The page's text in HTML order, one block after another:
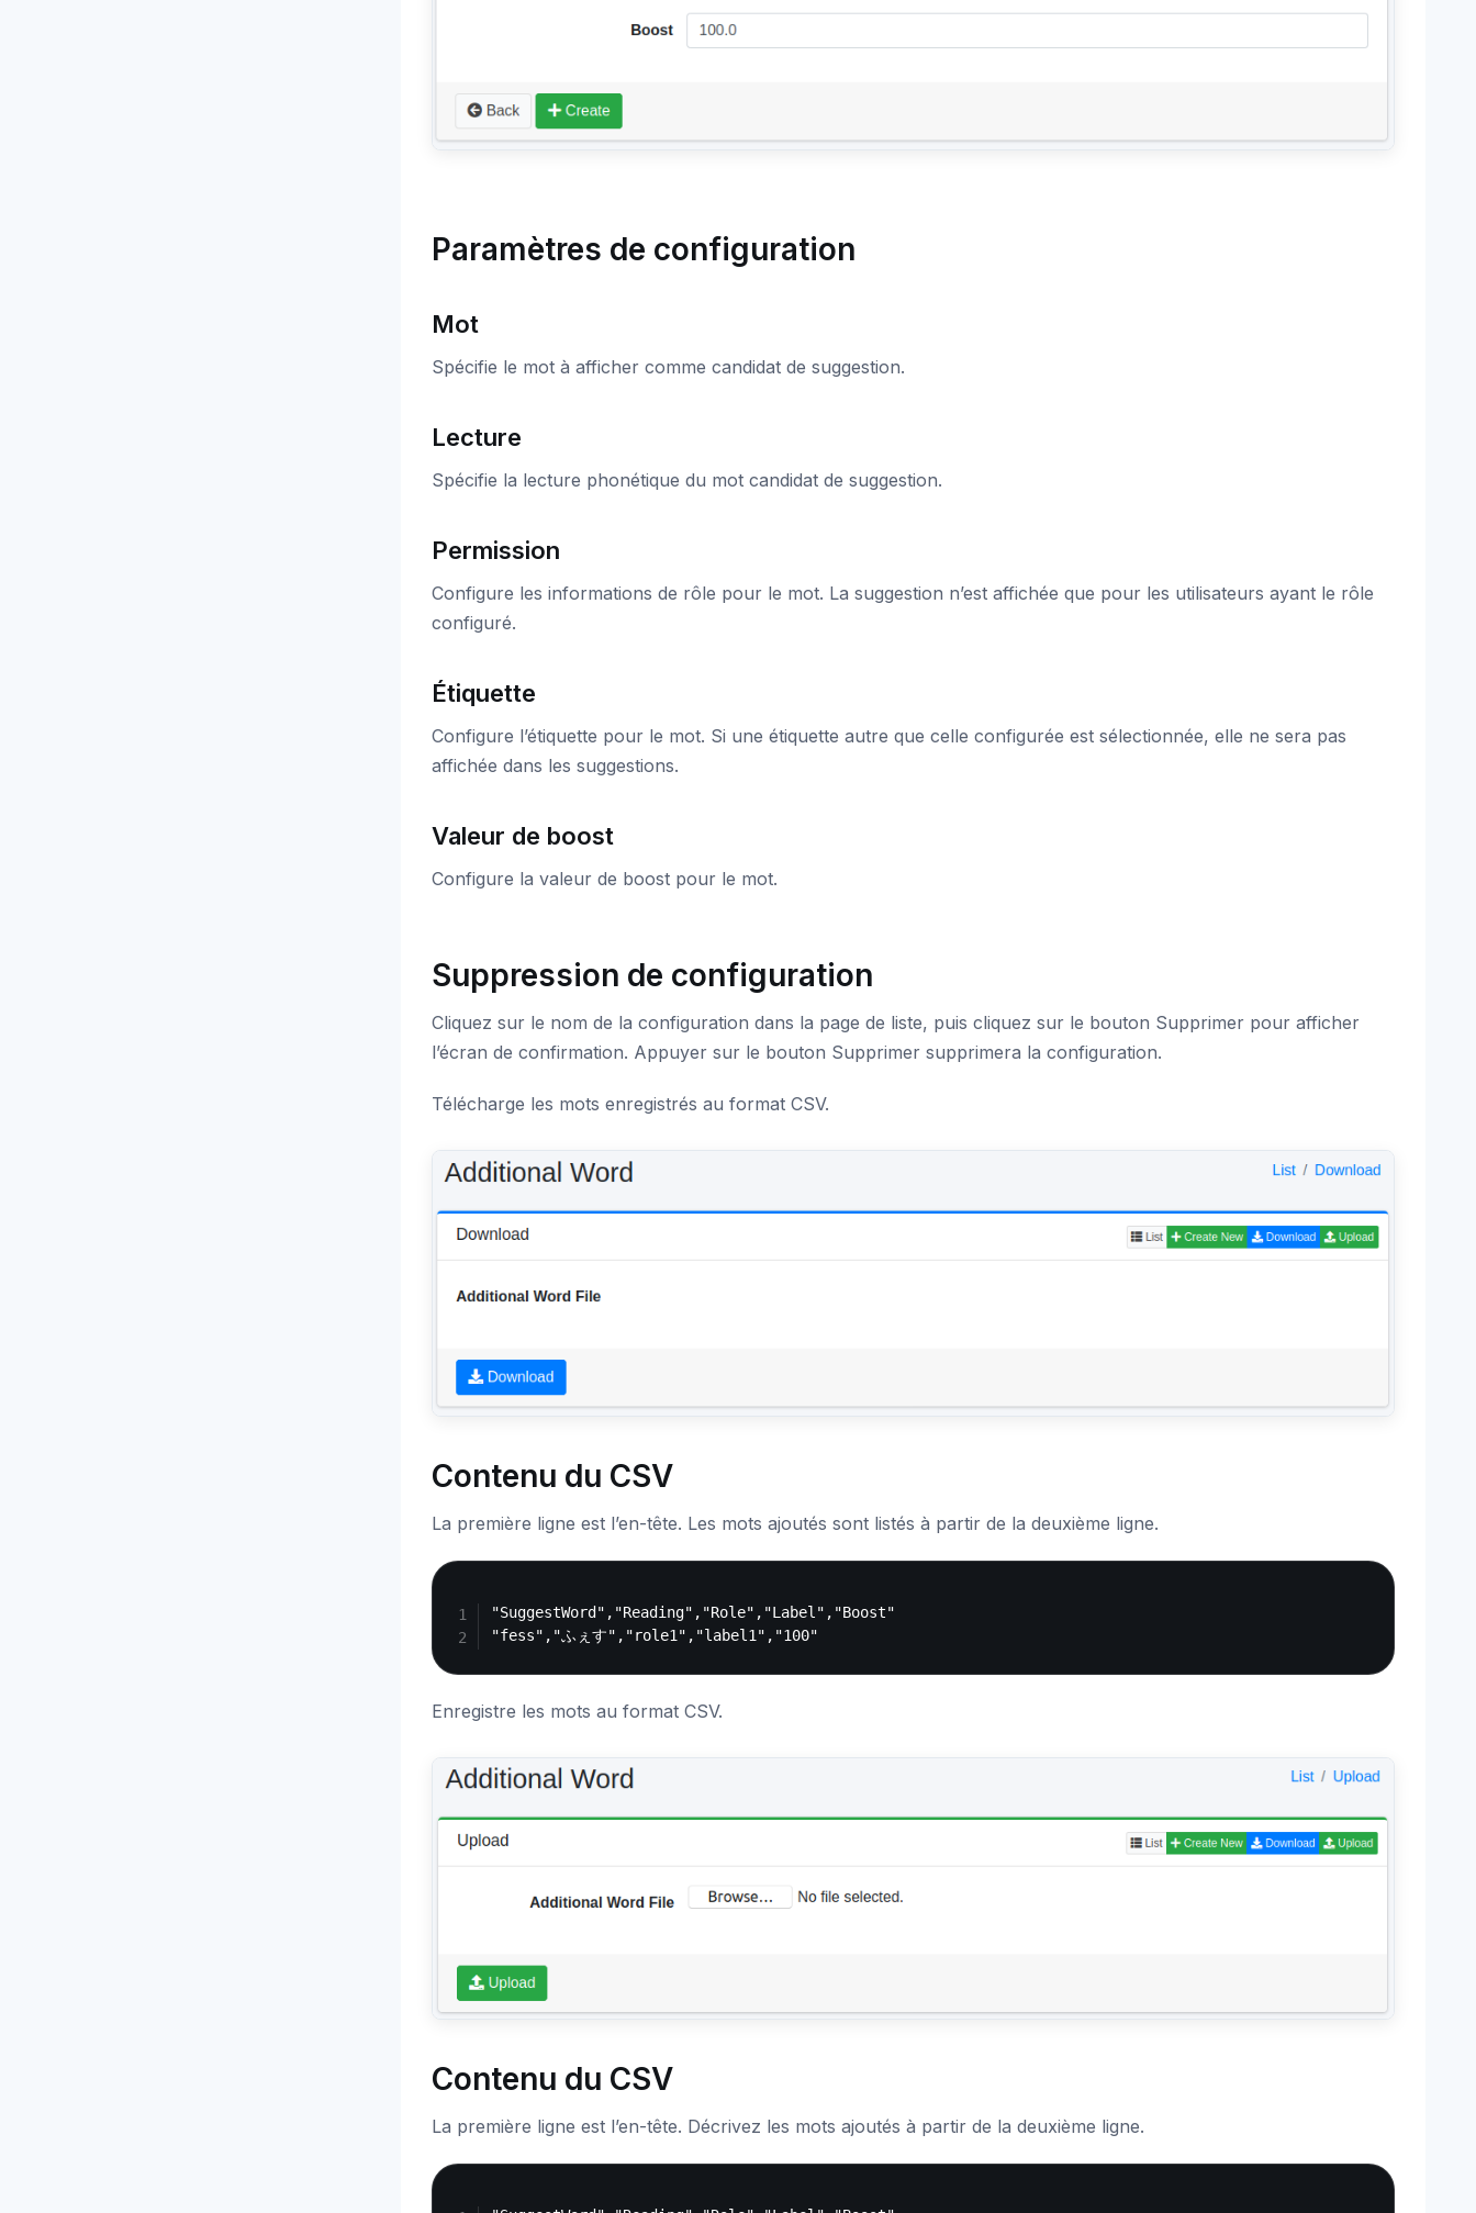
Paramètres de configuration
Mot
Spécifie le mot à afficher comme candidat de suggestion.
Lecture
Spécifie la lecture phonétique du mot candidat de suggestion.
Permission
Configure les informations de rôle pour le mot. La suggestion n’est affichée que pour les utilisateurs ayant le rôle
configuré.
Étiquette
Configure l’étiquette pour le mot. Si une étiquette autre que celle configurée est sélectionnée, elle ne sera pas
affichée dans les suggestions.
Valeur de boost
Configure la valeur de boost pour le mot.
Suppression de configuration
Cliquez sur le nom de la configuration dans la page de liste, puis cliquez sur le bouton Supprimer pour afficher
l’écran de confirmation. Appuyer sur le bouton Supprimer supprimera la configuration.
Télécharge les mots enregistrés au format CSV.
Contenu du CSV
La première ligne est l’en-tête. Les mots ajoutés sont listés à partir de la deuxième ligne.
"SuggestWord","Reading","Role","Label","Boost"
Enregistre les mots au format CSV.
Contenu du CSV
La première ligne est l’en-tête. Décrivez les mots ajoutés à partir de la deuxième ligne.